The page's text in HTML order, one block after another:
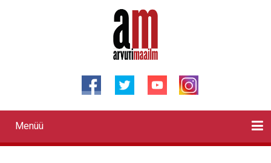
Primary
links
Menüü